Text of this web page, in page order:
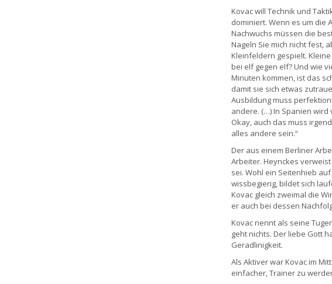
Kovac will Technik und
dominiert. Wenn es um die
Nachwuchs müssen die
Nageln Sie mich nicht fest,
Kleinfeldern gespielt.
bei elf gegen elf? Und wie
Minuten kommen, ist das
damit sie sich etwas
Ausbildung muss
andere. (…) In Spanien wird
Okay, auch das muss
alles andere sein.“
Der aus einem Berliner
Arbeiter. Heynckes
sei. Wohl ein Seitenhieb
wissbegierig, bildet sich
Kovac gleich zweimal die
er auch bei dessen
Kovac nennt als seine
geht nichts. Der liebe Gott
Geradlinigkeit.
Als Aktiver war Kovac im
einfacher, Trainer zu